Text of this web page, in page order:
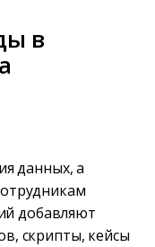
в
данных, а
добавляют
скрипты, кейсы